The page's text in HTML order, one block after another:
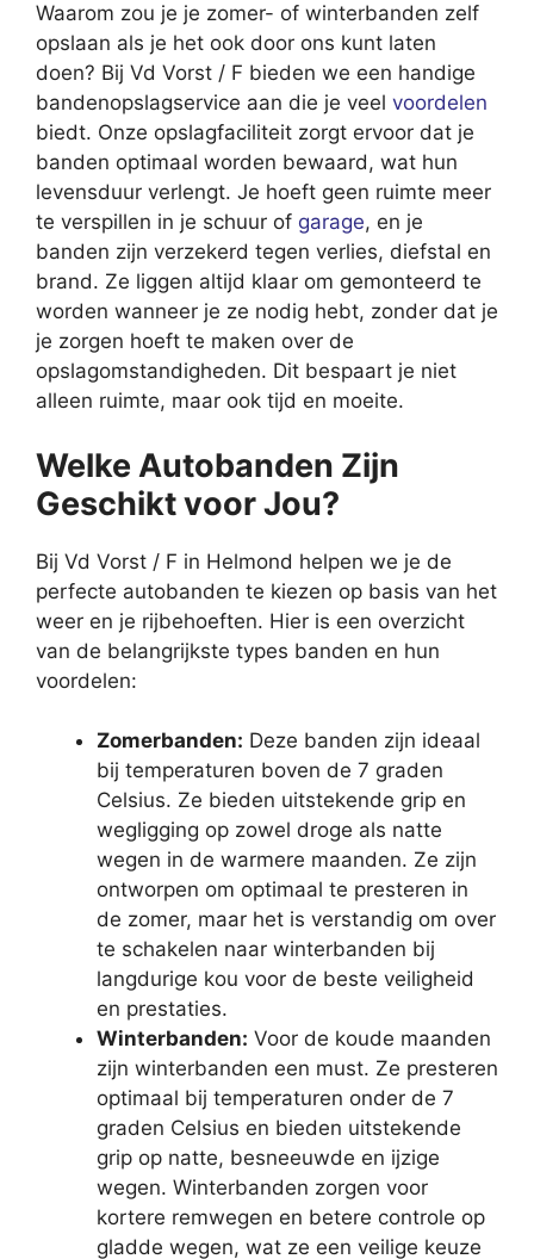
Waarom zou je je zomer- of winterbanden zelf
opslaan als je het ook door ons kunt laten
doen? Bij Vd Vorst / F bieden we een handige
bandenopslagservice aan die je veel voordelen
biedt. Onze opslagfaciliteit zorgt ervoor dat je
banden optimaal worden bewaard, wat hun
levensduur verlengt. Je hoeft geen ruimte meer
te verspillen in je schuur of garage, en je
banden zijn verzekerd tegen verlies, diefstal en
brand. Ze liggen altijd klaar om gemonteerd te
worden wanneer je ze nodig hebt, zonder dat je
je zorgen hoeft te maken over de
opslagomstandigheden. Dit bespaart je niet
alleen ruimte, maar ook tijd en moeite.
Welke Autobanden Zijn
Geschikt voor Jou?
Bij Vd Vorst / F in Helmond helpen we je de
perfecte autobanden te kiezen op basis van het
weer en je rijbehoeften. Hier is een overzicht
van de belangrijkste types banden en hun
voordelen:
Zomerbanden: Deze banden zijn ideaal
bij temperaturen boven de 7 graden
Celsius. Ze bieden uitstekende grip en
wegligging op zowel droge als natte
wegen in de warmere maanden. Ze zijn
ontworpen om optimaal te presteren in
de zomer, maar het is verstandig om over
te schakelen naar winterbanden bij
langdurige kou voor de beste veiligheid
en prestaties.
Winterbanden: Voor de koude maanden
zijn winterbanden een must. Ze presteren
optimaal bij temperaturen onder de 7
graden Celsius en bieden uitstekende
grip op natte, besneeuwde en ijzige
wegen. Winterbanden zorgen voor
kortere remwegen en betere controle op
gladde wegen, wat ze een veilige keuze